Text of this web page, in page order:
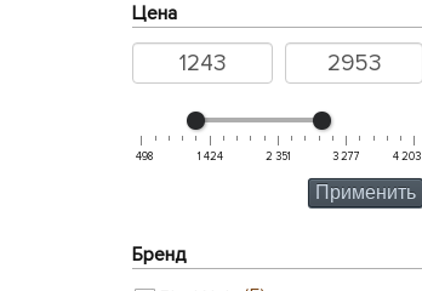
Цена
498 1 424 2 351 3 277 4 203
Применить
Бренд